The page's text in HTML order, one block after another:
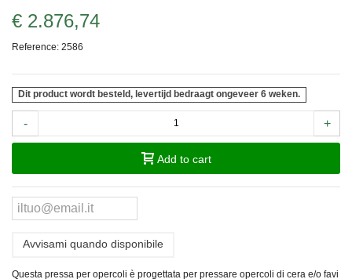
€ 2.876,74
Reference: 2586
Dit product wordt besteld, levertijd bedraagt ongeveer 6 weken.
- +
Add to cart
Avvisami quando disponibile
Questa pressa per opercoli è progettata per pressare opercoli di cera e/o favi